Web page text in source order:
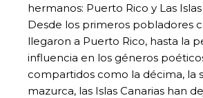
hermanos: Puerto Rico y Las Islas
Desde los primeros pobladores
llegaron a Puerto Rico, hasta la
influencia en los géneros
compartidos como la décima, la
mazurca, las Islas Canarias han